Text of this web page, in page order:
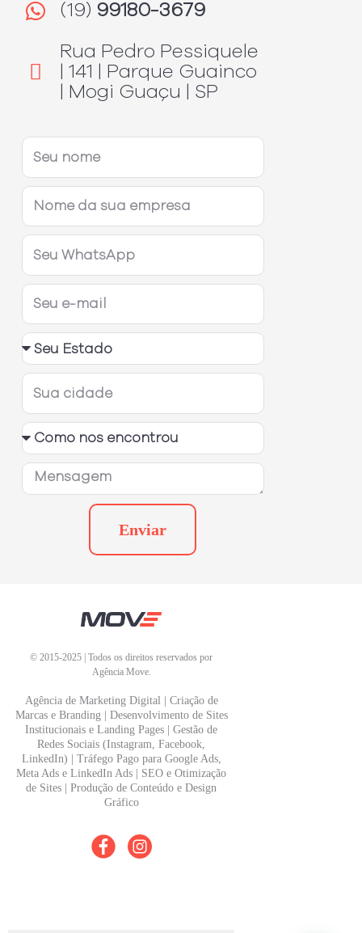
(19) 99180-3679
Rua Pedro Pessiquele
| 141 | Parque Guainco
| Mogi Guaçu | SP
Enviar
© 2015-2025 | Todos os direitos reservados por
Agência Move.
Agência de Marketing Digital | Criação de
Marcas e Branding | Desenvolvimento de Sites
Institucionais e Landing Pages | Gestão de
Redes Sociais (Instagram, Facebook,
LinkedIn) | Tráfego Pago para Google Ads,
Meta Ads e LinkedIn Ads | SEO e Otimização
de Sites | Produção de Conteúdo e Design
Gráfico